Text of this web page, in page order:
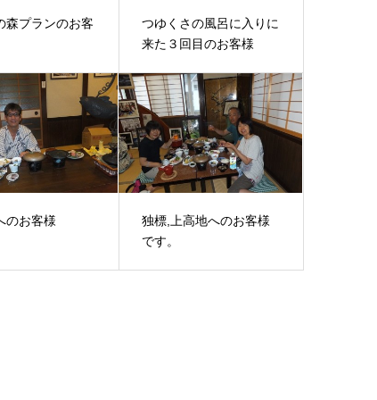
森プランのお客
つゆくさの風呂に入りに
来た３回目のお客様
のお客様
独標,上高地へのお客様
です。